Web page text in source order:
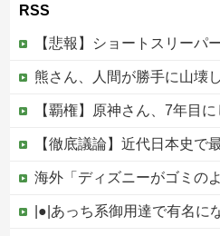
RSS
【悲報】ショートスリーパー堀さん、
熊さん、人間が勝手に山壊した結果殺
【覇権】原神さん、7年目にして最盛
【徹底議論】近代日本史で最も取り
海外「ディズニーがゴミのようだ！」日本がアニ
|●|あっち系御用達で有名になった某ブランド、一時